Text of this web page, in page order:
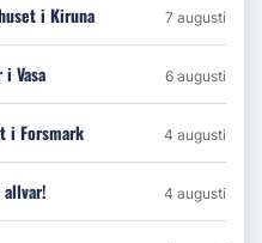
i Kiruna 7 augusti
Vasa 6 augusti
i Forsmark 4 augusti
4 augusti